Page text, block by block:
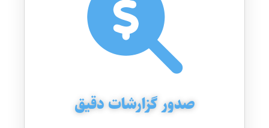
صدور گزارشات دقیق